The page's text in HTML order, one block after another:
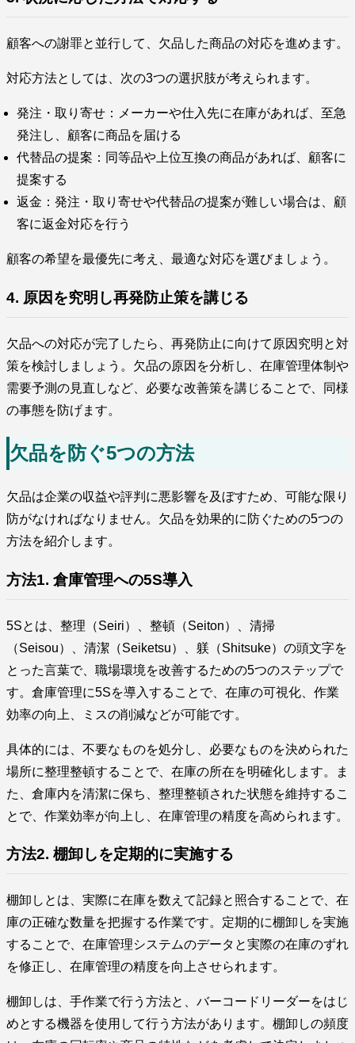
顧客への謝罪と並行して、欠品した商品の対応を進めます。
対応方法としては、次の3つの選択肢が考えられます。
発注・取り寄せ：メーカーや仕入先に在庫があれば、至急
発注し、顧客に商品を届ける
代替品の提案：同等品や上位互換の商品があれば、顧客に
提案する
返金：発注・取り寄せや代替品の提案が難しい場合は、顧
客に返金対応を行う
顧客の希望を最優先に考え、最適な対応を選びましょう。
4. 原因を究明し再発防止策を講じる
欠品への対応が完了したら、再発防止に向けて原因究明と対
策を検討しましょう。欠品の原因を分析し、在庫管理体制や
需要予測の見直しなど、必要な改善策を講じることで、同様
の事態を防げます。
欠品を防ぐ5つの方法
欠品は企業の収益や評判に悪影響を及ぼすため、可能な限り
防がなければなりません。欠品を効果的に防ぐための5つの
方法を紹介します。
方法1. 倉庫管理への5S導入
5Sとは、整理（Seiri）、整頓（Seiton）、清掃
（Seisou）、清潔（Seiketsu）、躾（Shitsuke）の頭文字を
とった言葉で、職場環境を改善するための5つのステップで
す。倉庫管理に5Sを導入することで、在庫の可視化、作業
効率の向上、ミスの削減などが可能です。
具体的には、不要なものを処分し、必要なものを決められた
場所に整理整頓することで、在庫の所在を明確化します。ま
た、倉庫内を清潔に保ち、整理整頓された状態を維持するこ
とで、作業効率が向上し、在庫管理の精度を高められます。
方法2. 棚卸しを定期的に実施する
棚卸しとは、実際に在庫を数えて記録と照合することで、在
庫の正確な数量を把握する作業です。定期的に棚卸しを実施
することで、在庫管理システムのデータと実際の在庫のずれ
を修正し、在庫管理の精度を向上させられます。
棚卸しは、手作業で行う方法と、バーコードリーダーをはじ
めとする機器を使用して行う方法があります。棚卸しの頻度